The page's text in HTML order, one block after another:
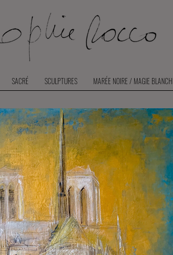
SACRÉ SCULPTURES MARÉE NOIRE / MAGIE